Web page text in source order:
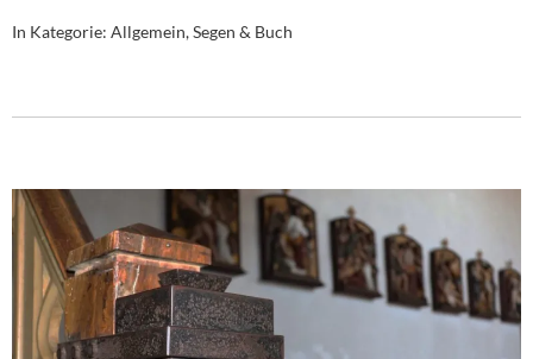
In Kategorie: Allgemein,Segen & Buch